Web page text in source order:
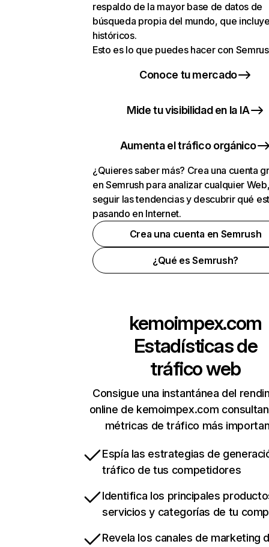
respaldo de la mayor base de datos de
búsqueda propia del mundo, que
históricos.
Esto es lo que puedes hacer con
Conoce tu mercado
Mide tu visibilidad en la IA
Aumenta el tráfico orgánico
¿Quieres saber más? Crea una cuenta
en Semrush para analizar cualquier
seguir las tendencias y descubrir qué
pasando en Internet.
Crea una cuenta en Semrush
¿Qué es Semrush?
kemoimpex.com
Estadísticas de
tráfico web
Consigue una instantánea del
online de kemoimpex.com
métricas de tráfico más
Espía las estrategias de
tráfico de tus competidores
Identifica los principales
servicios y categorías de tu
Revela los canales de marketing